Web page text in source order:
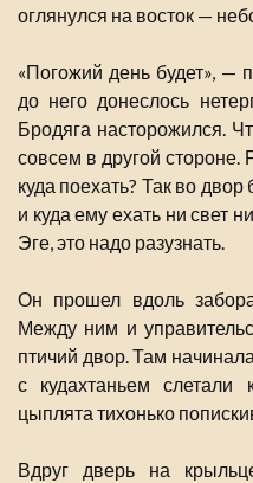
оглянулся на восток —
«Погожий день будет», —
до него донеслось
Бродяга насторожился.
совсем в другой стороне.
куда поехать? Так во
и куда ему ехать ни свет
Эге, это надо разузнать.
Он прошел вдоль
Между ним и
птичий двор. Там
с кудахтаньем слетали
цыплята тихонько
Вдруг дверь на